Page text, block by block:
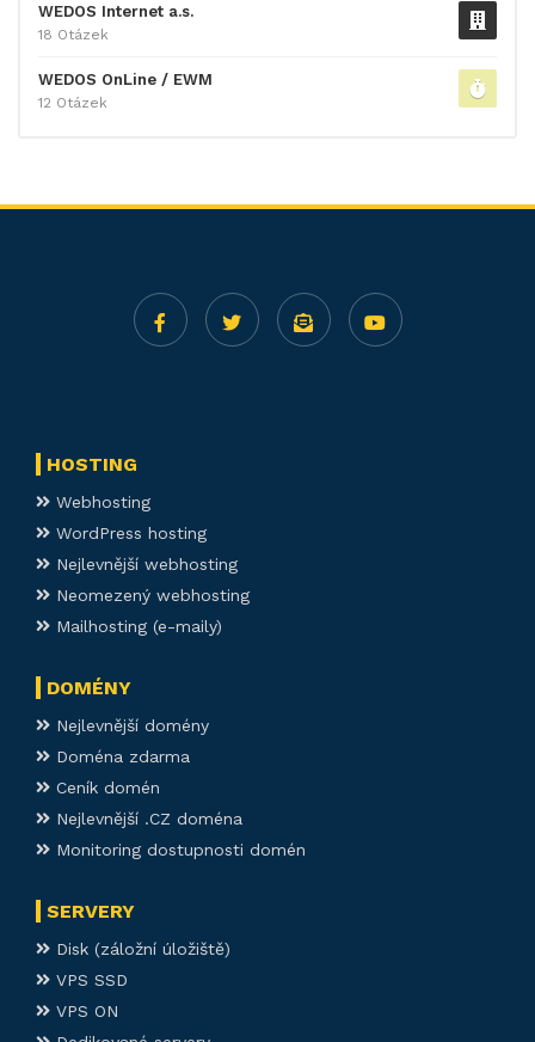
WEDOS Internet a.s.
18 Otázek
WEDOS OnLine / EWM
12 Otázek
HOSTING
Webhosting
WordPress hosting
Nejlevnější webhosting
Neomezený webhosting
Mailhosting (e-maily)
DOMÉNY
Nejlevnější domény
Doména zdarma
Ceník domén
Nejlevnější .CZ doména
Monitoring dostupnosti domén
SERVERY
Disk (záložní úložiště)
VPS SSD
VPS ON